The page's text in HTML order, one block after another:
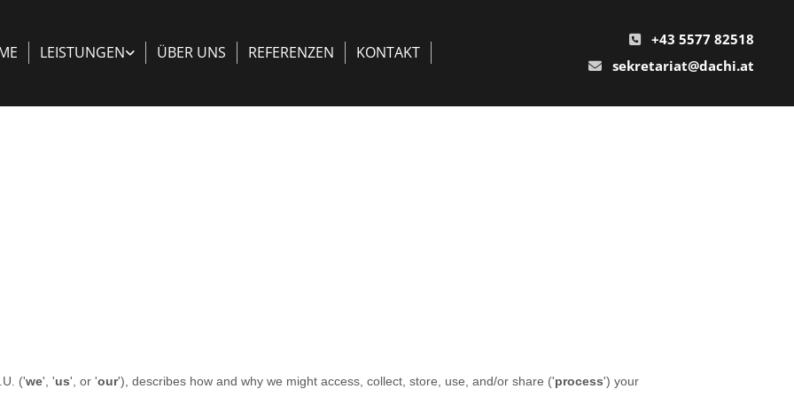
LEISTUNGEN ÜBER UNS REFERENZEN KONTAKT
 +43 5577 82518
 sekretariat@dachi.at